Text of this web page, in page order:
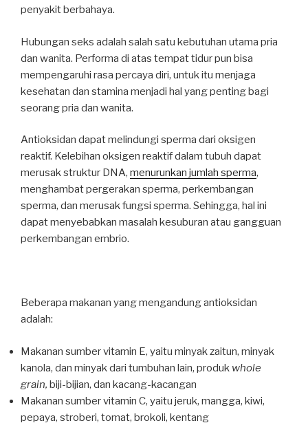
penyakit berbahaya.
Hubungan seks adalah salah satu kebutuhan utama pria
dan wanita. Performa di atas tempat tidur pun bisa
mempengaruhi rasa percaya diri, untuk itu menjaga
kesehatan dan stamina menjadi hal yang penting bagi
seorang pria dan wanita.
Antioksidan dapat melindungi sperma dari oksigen
reaktif. Kelebihan oksigen reaktif dalam tubuh dapat
merusak struktur DNA, menurunkan jumlah sperma,
menghambat pergerakan sperma, perkembangan
sperma, dan merusak fungsi sperma. Sehingga, hal ini
dapat menyebabkan masalah kesuburan atau gangguan
perkembangan embrio.
Beberapa makanan yang mengandung antioksidan
adalah:
Makanan sumber vitamin E, yaitu minyak zaitun, minyak
kanola, dan minyak dari tumbuhan lain, produk whole
grain, biji-bijian, dan kacang-kacangan
Makanan sumber vitamin C, yaitu jeruk, mangga, kiwi,
pepaya, stroberi, tomat, brokoli, kentang